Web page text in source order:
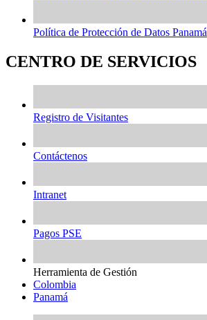
Política de Protección de Datos Panamá
CENTRO DE SERVICIOS
Registro de Visitantes
Contáctenos
Intranet
Pagos PSE
Herramienta de Gestión
Colombia
Panamá